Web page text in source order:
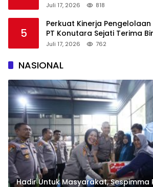
Juli 17, 2026 818
5
Perkuat Kinerja
PT Konutara Sejati Terima
Sultra
Juli 17, 2026 762
NASIONAL
Hadir Untuk Masyarakat, Sespimma